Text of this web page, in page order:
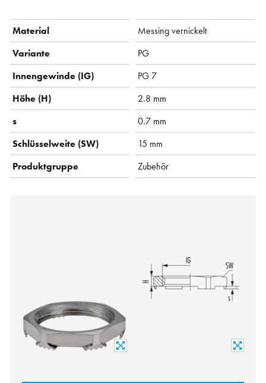
Material
Messing vernickelt
Variante
PG
Innengewinde (IG)
PG 7
Höhe (H)
2.8 mm
s
0.7 mm
Schlüsselweite (SW)
15 mm
Produktgruppe
Zubehör